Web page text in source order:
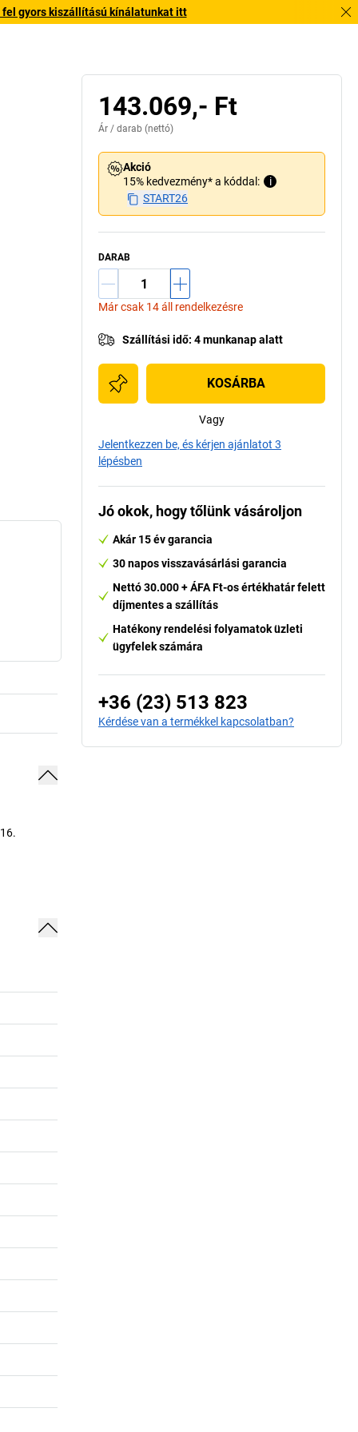
fel gyors kiszállítású kínálatunkat itt
143.069,- Ft
Ár / darab (nettó)
Akció
15% kedvezmény* a kóddal:
i
START26
DARAB
Már csak 14 áll rendelkezésre
Szállítási idő: 4 munkanap alatt
KOSÁRBA
Vagy
Jelentkezzen be, és kérjen ajánlatot 3
lépésben
Jó okok, hogy tőlünk vásároljon
Akár 15 év garancia
30 napos visszavásárlási garancia
Nettó 30.000 + ÁFA Ft-os értékhatár felett
díjmentes a szállítás
Hatékony rendelési folyamatok üzleti
ügyfelek számára
+36 (23) 513 823
Kérdése van a termékkel kapcsolatban?